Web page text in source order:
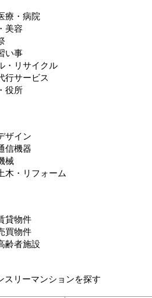
療・病院
美容
い事
・リサイクル
行サービス
役所
ザイン
信機器
械
木・リフォーム
貸物件
買物件
齢者施設
スリーマンションを探す